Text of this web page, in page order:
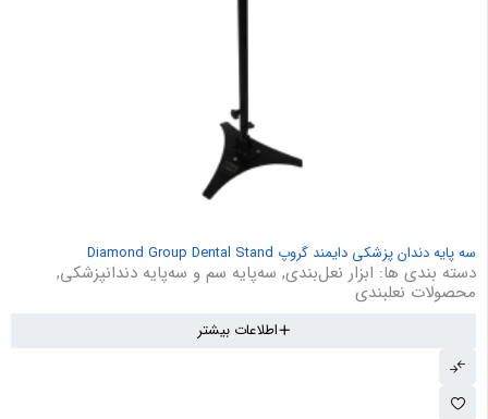
سه پایه دندان پزشکی دایمند گروپ Diamond Group Dental Stand
دسته بندی ها: ابزار نعل‌بندی, سه‌پایه سم و سه‌پایه دندانپزشکی,
محصولات نعلبندی
اطلاعات بیشتر